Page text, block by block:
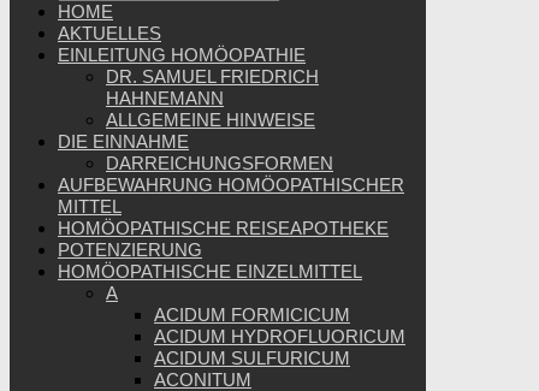
HOME
AKTUELLES
EINLEITUNG HOMÖOPATHIE
DR. SAMUEL FRIEDRICH
HAHNEMANN
ALLGEMEINE HINWEISE
DIE EINNAHME
DARREICHUNGSFORMEN
AUFBEWAHRUNG HOMÖOPATHISCHER
MITTEL
HOMÖOPATHISCHE REISEAPOTHEKE
POTENZIERUNG
HOMÖOPATHISCHE EINZELMITTEL
A
ACIDUM FORMICICUM
ACIDUM HYDROFLUORICUM
ACIDUM SULFURICUM
ACONITUM